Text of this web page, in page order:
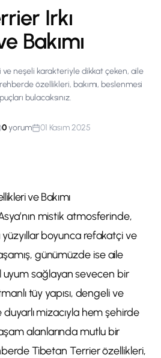
Irkı
Bakımı
neşeli karakteriyle dikkat çeken, aile
özellikleri, bakımı, beslenmesi
bulacaksınız.
0yorum 01 Kasım 2025
ve Bakımı
mistik atmosferinde,
boyunca refakatçi ve
günümüzde ise aile
uyum sağlayan sevecen bir
tüy yapısı, dengeli ve
mizacıyla hem şehirde
alanlarında mutlu bir
Tibetan Terrier özellikleri,